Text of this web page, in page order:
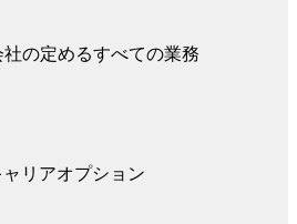
の定めるすべての業務